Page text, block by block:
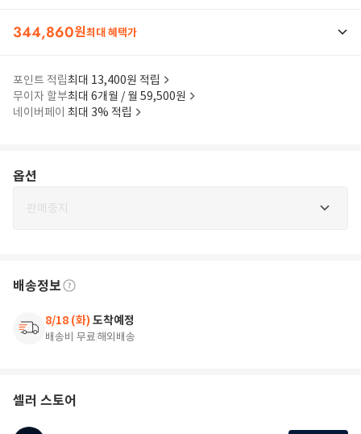
344,860원최대 혜택가
포인트 적립최대 13,400원 적립
무이자 할부최대 6개월 / 월 59,500원
네이버페이 최대 3% 적립
옵션
판매중지
배송정보
8/18 (화) 도착예정
배송비 무료해외배송
셀러 스토어